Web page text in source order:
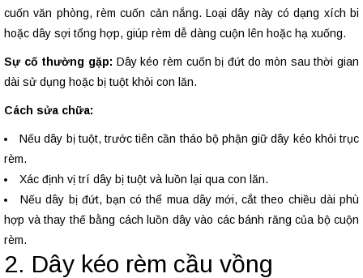
cuốn văn phòng, rèm cuốn cản nắng. Loại dây này có dạng xích bi
hoặc dây sợi tổng hợp, giúp rèm dễ dàng cuộn lên hoặc hạ xuống.
Sự cố thường gặp: Dây kéo rèm cuốn bị đứt do mòn sau thời gian
dài sử dụng hoặc bị tuột khỏi con lăn.
Cách sửa chữa:
Nếu dây bị tuột, trước tiên cần tháo bộ phận giữ dây kéo khỏi trục
rèm.
Xác định vị trí dây bị tuột và luồn lại qua con lăn.
Nếu dây bị đứt, bạn có thể mua dây mới, cắt theo chiều dài phù
hợp và thay thế bằng cách luồn dây vào các bánh răng của bộ cuộn
rèm.
2. Dây kéo rèm cầu vồng